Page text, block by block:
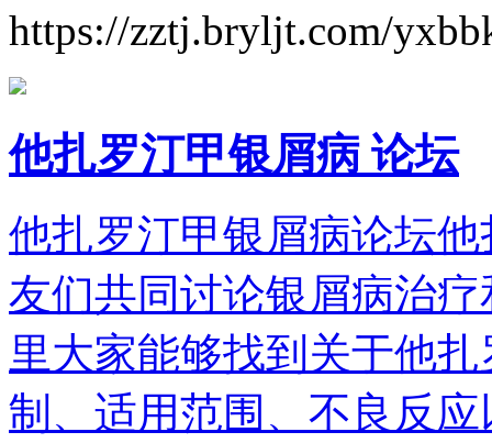
https://zztj.bryljt.com/
他扎罗汀甲银屑病 论坛
他扎罗汀甲银屑病论坛
友们共同讨论银屑病治
里大家能够找到关于他
制、适用范围、不良反